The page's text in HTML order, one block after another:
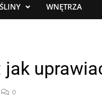
WNĘTRZA
jak
0